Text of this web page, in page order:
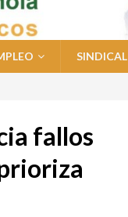
SINDICAL
fallos